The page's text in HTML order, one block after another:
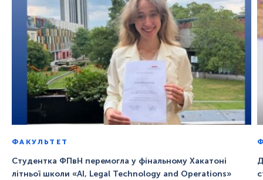
ФАКУЛЬТЕТ
Студентка ФПвН перемогла у фінальному Хакатоні
літньої школи «AI, Legal Technology and Operations»